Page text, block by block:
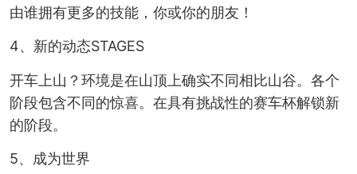
由谁拥有更多的技能，你或你的朋友！
4、新的动态STAGES
开车上山？环境是在山顶上确实不同相比山谷。各个
阶段包含不同的惊喜。在具有挑战性的赛车杯解锁新
的阶段。
5、成为世界